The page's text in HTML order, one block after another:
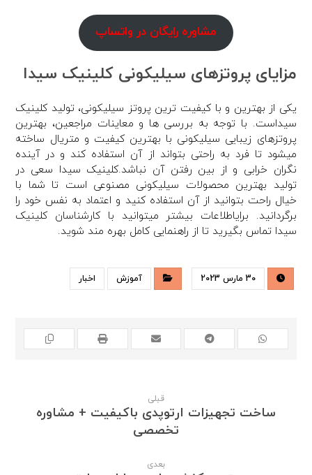
مشاوره رایگان در واتساپ
مزایای پروتزهای سیلیکونی کلینیک سیدا
یکی از بهترین و با کیفیت ترین پروتز سیلیکونی، تولید کلینیک
سیداست. با توجه به بررسی ها و معاینات مراجعین، بهترین
پروتزهای زیبایی سیلیکونی با بهترین کیفیت و متریال ساخته
میشود تا فرد به راحتی بتواند از آن استفاده کند و در آینده
نگران خرابی و از بین رفتن آن نباشد.کلینیک سیدا سعی در
تولید بهترین محصولات سیلیکونی مصنوعی است تا شما با
خیال راحت بتوانید از آن استفاده کنید و اعتماد به نفس خود را
برگردانید. برایاطلاعات بیشتر میتوانید با کارشناسان کلینیک
سیدا تماس بگیرید تا از راهنمایی کامل بهره مند شوید.
30 مارس 2023 آموزش اخبار
قبلی
ساخت تجهیزات ارتوپدی باکیفیت + مشاوره
تخصصی
بعدی